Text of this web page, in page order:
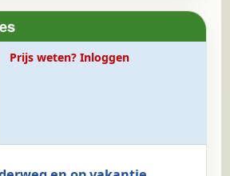
Prijs weten? Inloggen